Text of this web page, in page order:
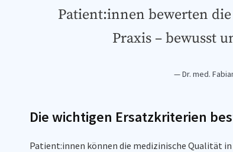
Patient:innen bewerten
Praxis – bewusst
— Dr. med.
Die wichtigen Ersatzkriterien
Patient:innen können die medizinische Qualität